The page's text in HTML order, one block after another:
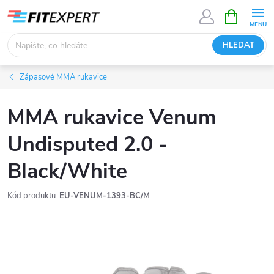
obsah
HLEDAT
NÁKUPNÍ
KOŠÍK
Zápasové MMA rukavice
MMA rukavice Venum
Undisputed 2.0 -
Black/White
Kód produktu: EU-VENUM-1393-BC/M